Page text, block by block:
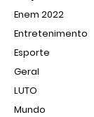
Enem 2022
Entretenimento
Esporte
Geral
LUTO
Mundo